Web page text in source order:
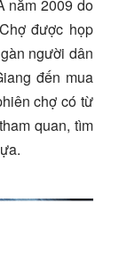
năm 2009 do
được họp
người dân
đến mua
chợ có từ
quan, tìm